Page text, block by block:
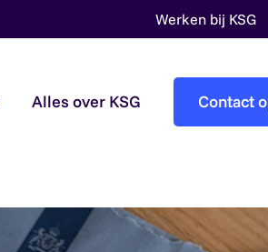
Werken bij KSG
Pre-audit services
Alles over KSG Contact